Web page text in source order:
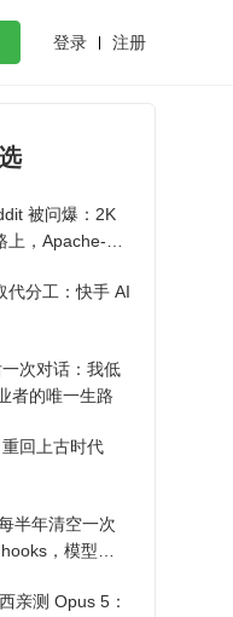
登录 注册
被问爆：2K
，Apache-2.0
代分工：快手 AI
次对话：我低
者的唯一生路
回上古时代
半年清空一次
，模型自
亲测 Opus 5：